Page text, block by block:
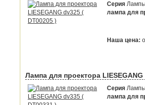
Серия
лампа для
Наша цена:
Лампа для проектора
Серия
лампа для